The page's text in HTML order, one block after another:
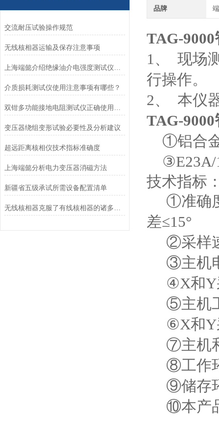
交流耐压试验操作规范
无线核相器运输及保存注意事项
介质损耗测试仪使用注意事项有哪些？
变压器绕组变形试验必要性及分析建议
超远距离核相仪技术指标准确度
上海端懿分析电力变压器消磁方法
新疆省五级承试所需设备配置清单
品牌
TAG-
1、 现场
行操作。
2、 本仪
TAG-
①铝合
③E23A/
技术指标
①准确度
差≤15°
②采样
③主机
④X和Y
⑤主机
⑥X和Y
⑦主机和
⑧工作
⑨储存
⑩本产品